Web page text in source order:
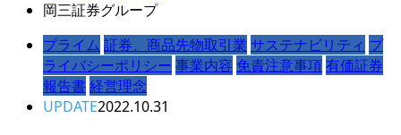
岡三証券グループ
プライム 証券、商品先物取引業 サステナビリティ プ
ライバシーポリシー 事業内容 免責注意事項有価証券
報告書経営理念
UPDATE2022.10.31